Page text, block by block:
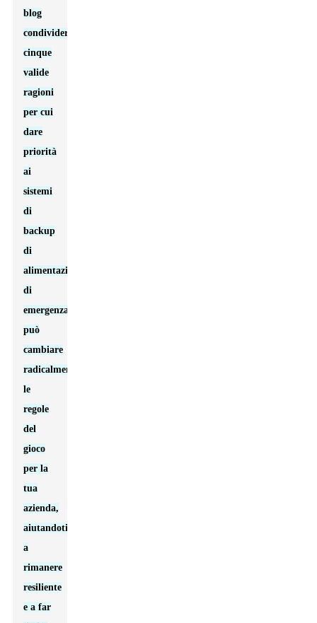
blog
condividerò
cinque
valide
ragioni
per cui
dare
priorità
ai
sistemi
di
backup
di
alimentazione
di
emergenza
può
cambiare
radicalmente
le
regole
del
gioco
per la
tua
azienda,
aiutandoti
a
rimanere
resiliente
e a far